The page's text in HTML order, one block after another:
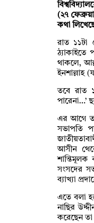
(২৭
কথা
রাত ১১টা
ঠ‍্যাকাইতে
থাকলে,
ইনশাল্লাহ
তবে রাত
পারেনা…’
এর আগে
সভাপতি
আসীন
শান্তিমূলক
সংসদের
ব্যাখ্যা
এতে বলা
নাছির
করেছেন তা